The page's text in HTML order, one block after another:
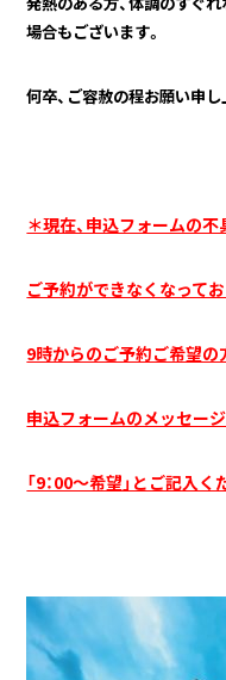
場合もございます。
何卒、ご容赦の程お願い申し
＊現在、申込フォームの不
ご予約ができなくなってお
9時からのご予約ご希望の
申込フォームのメッセー
「9：00～希望」とご記入く